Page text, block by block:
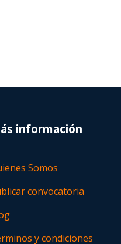
información
Somos
convocatoria
y condiciones